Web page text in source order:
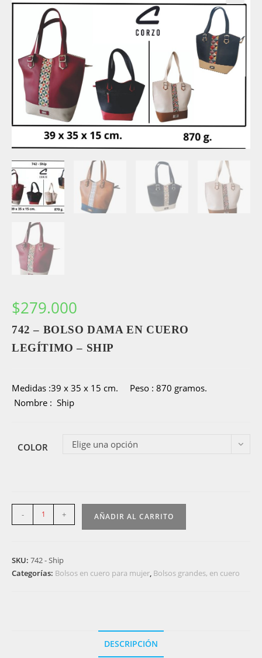
$279.000
742 – BOLSO DAMA EN CUERO
LEGÍTIMO – SHIP
Medidas :39 x 35 x 15 cm. Peso : 870 gramos.
Nombre : Ship
COLOR Elige una opción
-
en
cuero
- + AÑADIR AL CARRITO
SKU: 742 - Ship
Categorías: Bolsos en cuero para mujer, Bolsos grandes, en cuero
DESCRIPCIÓN